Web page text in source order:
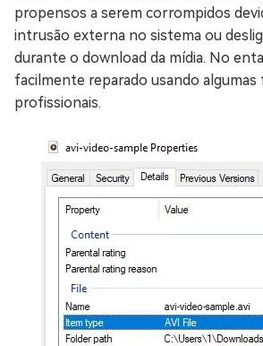
propensos a serem corrompidos
intrusão externa no sistema ou
durante o download da mídia. No
facilmente reparado usando
profissionais.